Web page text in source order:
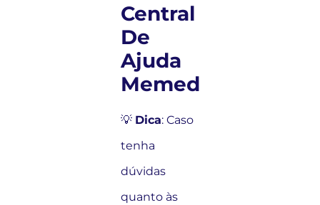
Central
De
Ajuda
Memed
💡 Dica: Caso
tenha
dúvidas
quanto às